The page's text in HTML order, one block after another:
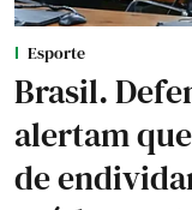
Esporte
Brasil.
alertam
de